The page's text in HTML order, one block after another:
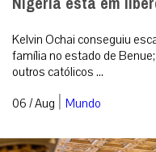
Kelvin Ochai conseguiu
família no estado de
outros católicos ...
06 / Aug | Mundo